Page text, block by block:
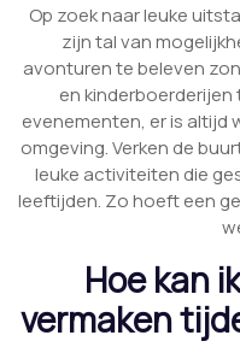
Op zoek naar leuke
zijn tal van
avonturen te beleven
en
evenementen, er is altijd
omgeving. Verken de
leuke activiteiten die
leeftijden. Zo hoeft een
Hoe kan
vermaken